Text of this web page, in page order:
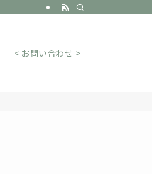
< お問い合わせ >